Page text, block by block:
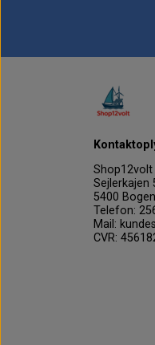
Shop12volt
Sejlerkajen
5400
Telefon:
Mail:
CVR: